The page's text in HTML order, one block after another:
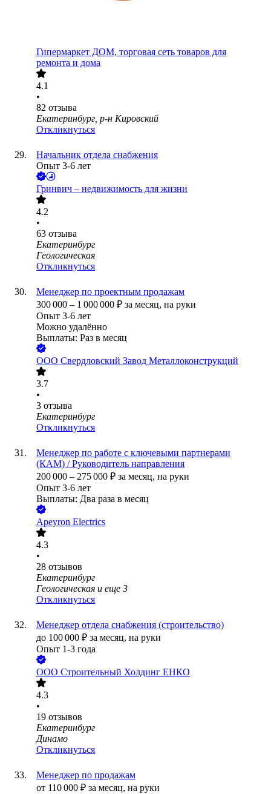
Гипермаркет ДОМ, торговая сеть товаров для
ремонта и дома
4.1
•
82 отзыва
Екатеринбург, р-н Кировский
Откликнуться
Начальник отдела снабжения
Опыт 3-6 лет
Гринвич – недвижимость для жизни
4.2
•
63 отзыва
Екатеринбург
Геологическая
Откликнуться
Менеджер по проектным продажам
300 000 – 1 000 000 ₽ за месяц, на руки
Опыт 3-6 лет
Можно удалённо
Выплаты: Раз в месяц
ООО Свердловский Завод Металлоконструкций
3.7
•
3 отзыва
Екатеринбург
Откликнуться
Менеджер по работе с ключевыми партнерами
(КАМ) / Руководитель направления
200 000 – 275 000 ₽ за месяц, на руки
Опыт 3-6 лет
Выплаты: Два раза в месяц
Apeyron Electrics
4.3
•
28 отзывов
Екатеринбург
Геологическая и еще 3
Откликнуться
Менеджер отдела снабжения (строительство)
до 100 000 ₽ за месяц, на руки
Опыт 1-3 года
ООО Строительный Холдинг ЕНКО
4.3
•
19 отзывов
Екатеринбург
Динамо
Откликнуться
Менеджер по продажам
от 110 000 ₽ за месяц, на руки